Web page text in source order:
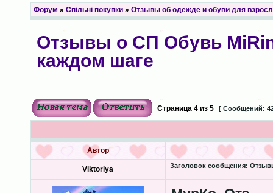
Форум » Спільні покупки» Отзывы об одежде и обуви для
Отзывы о СП Обувь
каждом шаге
Страница 4из 5 [ Сообщений:
Автор
Viktoriya Заголовок сообщения: